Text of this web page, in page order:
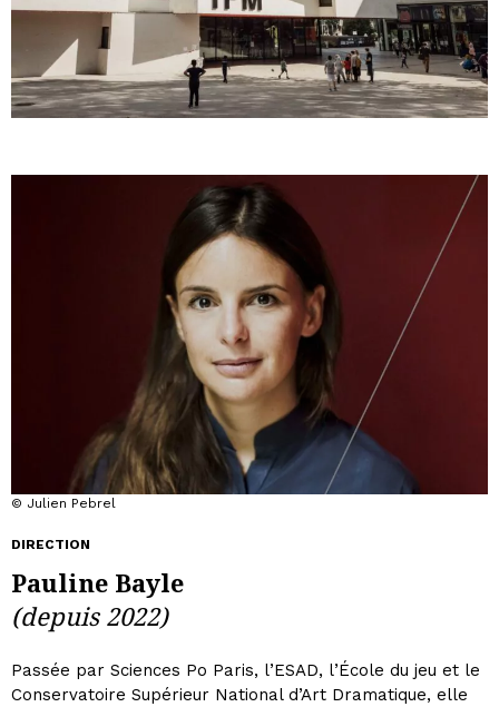
© Julien Pebrel
DIRECTION
Pauline Bayle
(depuis 2022)
Passée par Sciences Po Paris, l’ESAD, l’École du jeu et le
Conservatoire Supérieur National d’Art Dramatique, elle